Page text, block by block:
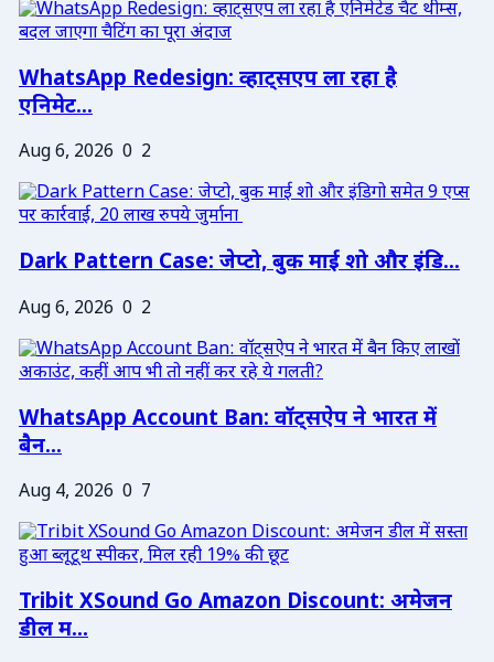
WhatsApp Redesign: व्हाट्सएप ला रहा है
एनिमेट...
Aug 6, 2026 0 2
Dark Pattern Case: जेप्टो, बुक माई शो और इंडि...
Aug 6, 2026 0 2
WhatsApp Account Ban: वॉट्सऐप ने भारत में
बैन...
Aug 4, 2026 0 7
Tribit XSound Go Amazon Discount: अमेजन
डील म...